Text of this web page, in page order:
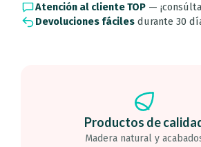
Atención al cliente TOP —
Devoluciones fáciles durante 30
Productos de
Madera natural y